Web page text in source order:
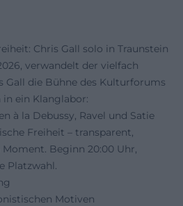
Chris Gall solo in Traunstein
verwandelt der vielfach
Gall die Bühne des Kulturforums
ein Klanglabor:
à la Debussy, Ravel und Satie
Freiheit – transparent,
Beginn 20:00 Uhr,
Platzwahl.
Motiven